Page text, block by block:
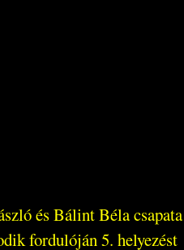
és Bálint Béla csapata
fordulóján 5. helyezést